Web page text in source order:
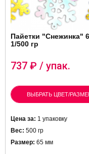
Пайетки "Снежинка"
1/500 гр
737 ₽ / упак.
ВЫБРАТЬ ЦВЕТ/
Цена за: 1 упаковку
Вес: 500 гр
Размер: 65 мм